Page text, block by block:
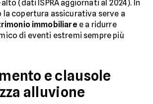
(dati ISPRA aggiornati al 2024). In
copertura assicurativa serve a
immobiliare e a ridurre
di eventi estremi sempre più
e clausole
alluvione